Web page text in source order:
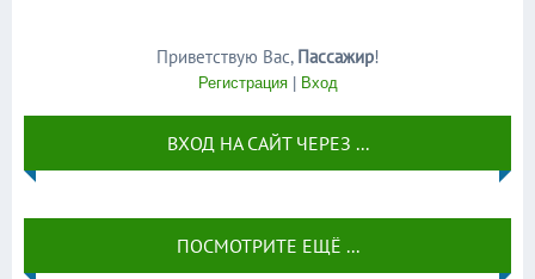
Приветствую Вас, Пассажир!
Регистрация| Вход
ВХОД НА САЙТ ЧЕРЕЗ ...
ПОСМОТРИТЕ ЕЩЁ ...